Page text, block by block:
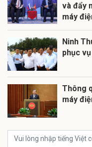
và đẩy
máy
Ninh
phục
Thông
máy